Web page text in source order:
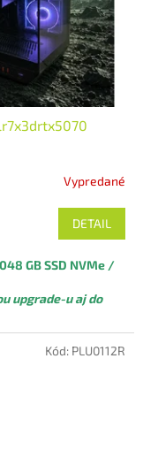
Vypredané
DETAIL
GB SSD NVMe /
upgrade-u aj do
Kód: PLU0112R